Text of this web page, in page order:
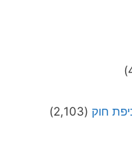
חוק (2,103)